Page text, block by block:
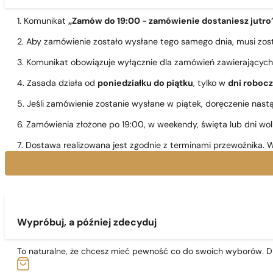
1. Komunikat „Zamów do 19:00 - zamówienie dostaniesz
2. Aby zamówienie zostało wysłane tego samego dnia, musi
3. Komunikat obowiązuje wyłącznie dla zamówień
4. Zasada działa od poniedziałku do piątku, tylko w dni
5. Jeśli zamówienie zostanie wysłane w piątek, doręczenie
6. Zamówienia złożone po 19:00, w weekendy, święta lub dni
7. Dostawa realizowana jest zgodnie z terminami przewoźnika.
Wypróbuj, a później zdecyduj
To naturalne, że chcesz mieć pewność co do swoich wyborów.